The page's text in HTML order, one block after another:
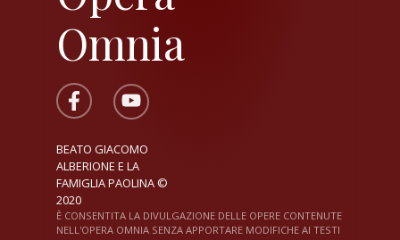
Omnia
BEATO GIACOMO
ALBERIONE E LA
FAMIGLIA PAOLINA ©
2020
È CONSENTITA LA DIVULGAZIONE DELLE OPERE CONTENUTE
NELL'OPERA OMNIA SENZA APPORTARE MODIFICHE AI TESTI